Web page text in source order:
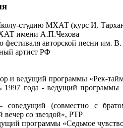
студию МХАТ (курс И.
имени А.П.Чехова
фестиваля авторской песни им.
артист РФ
и ведущий программы «Рек-
1997 года - ведущий программы
соведущий (совместно c
со звездой», РТР
программы «Седьмое